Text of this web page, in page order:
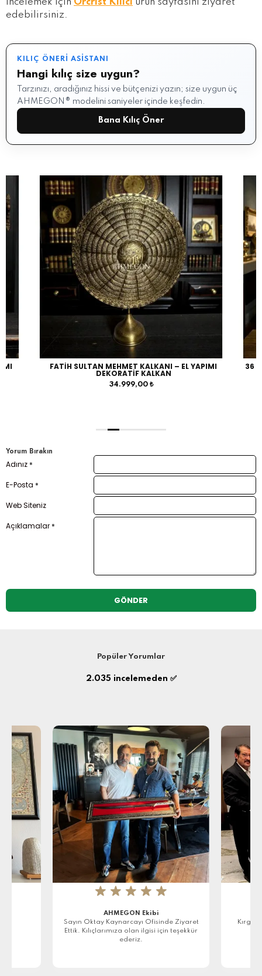
edebilirsiniz.
KILIÇ ÖNERI ASISTANI
Hangi kılıç size uygun?
Tarzınızı, aradığınız hissi ve bütçenizi yazın; size uygun üç
AHMEGON® modelini saniyeler içinde keşfedin.
Bana Kılıç Öner
FATIH SULTAN MEHMET KALKANI – EL YAPIMI
DEKORATIF KALKAN
34.999,00 ₺
36
Yorum Bırakın
Adınız
E-Posta
Web Siteniz
Açıklamalar
GÖNDER
Popüler Yorumlar
2.035 incelemeden ✅
★ ★ ★ ★ ★
AHMEGON Ekibi
Sayın Oktay Kaynarcayı Ofisinde Ziyaret
Ettik. Kılıçlarımıza olan ilgisi için teşekkür
ederiz.